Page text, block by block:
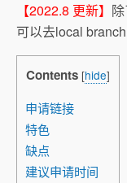
【2022.8 更新】
可以去local
Contents [hide]
申请链接
特色
缺点
建议申请时间